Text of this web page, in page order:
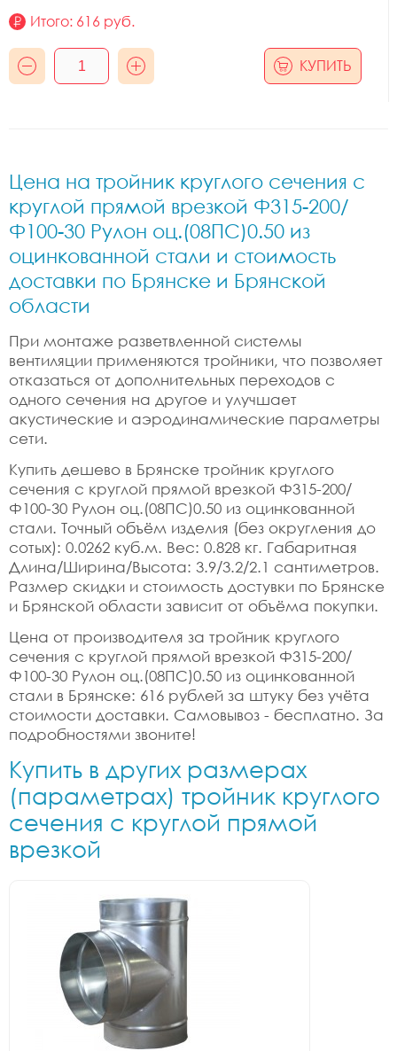
Итого: 616 руб.
КУПИТЬ
Цена на тройник круглого сечения с
круглой прямой врезкой Ф315-200/
Ф100-30 Рулон оц.(08ПС)0.50 из
оцинкованной стали и стоимость
доставки по Брянске и Брянской
области
При монтаже разветвленной системы
вентиляции применяются тройники, что позволяет
отказаться от дополнительных переходов с
одного сечения на другое и улучшает
акустические и аэродинамические параметры
сети.
Купить дешево в Брянске тройник круглого
сечения с круглой прямой врезкой Ф315-200/
Ф100-30 Рулон оц.(08ПС)0.50 из оцинкованной
стали. Точный объём изделия (без округления до
сотых): 0.0262 куб.м. Вес: 0.828 кг. Габаритная
Длина/Ширина/Высота: 3.9/3.2/2.1 сантиметров.
Размер скидки и стоимость достувки по Брянске
и Брянской области зависит от объёма покупки.
Цена от производителя за тройник круглого
сечения с круглой прямой врезкой Ф315-200/
Ф100-30 Рулон оц.(08ПС)0.50 из оцинкованной
стали в Брянске: 616 рублей за штуку без учёта
стоимости доставки. Самовывоз - бесплатно. За
подробностями звоните!
Купить в других размерах
(параметрах) тройник круглого
сечения с круглой прямой
врезкой